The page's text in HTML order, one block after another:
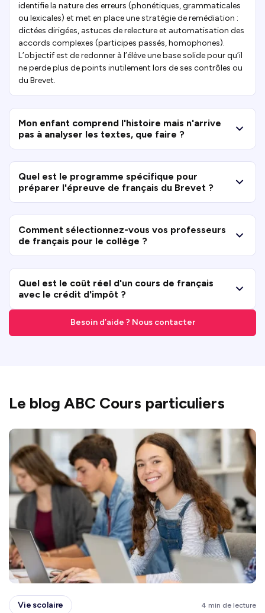
identifie la nature des erreurs (phonétiques, grammaticales
ou lexicales) et met en place une stratégie de remédiation :
dictées dirigées, astuces de relecture et automatisation des
accords complexes (participes passés, homophones).
L’objectif est de redonner à l’élève une base solide pour qu’il
ne perde plus de points inutilement lors de ses contrôles ou
du Brevet.
Mon enfant comprend l'histoire mais n'arrive
pas à analyser les textes, que faire ?
Quel est le programme spécifique pour
préparer l'épreuve de français du Brevet ?
Comment sélectionnez-vous vos professeurs
de français pour le collège ?
Quel est le coût réel d'un cours de français
avec le crédit d'impôt ?
Besoin d’aide ? Nous contacter
Le blog ABC Cours particuliers
Vie scolaire 4 min de lecture